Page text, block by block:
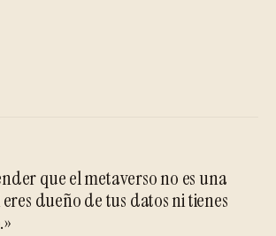
que el metaverso no es una
dueño de tus datos ni tienes